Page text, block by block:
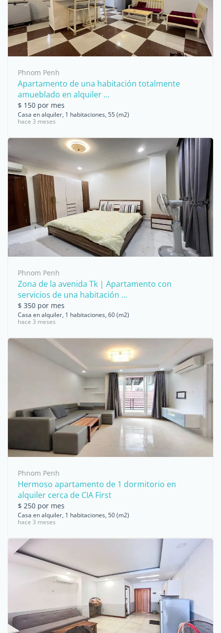
Phnom Penh
Apartamento de una habitación totalmente
amueblado en alquiler ...
$ 150 por mes
Casa en alquiler, 1 habitaciones, 55 (m2)
hace 3 meses
Phnom Penh
Zona de la avenida Tk | Apartamento con
servicios de una habitación ...
$ 350 por mes
Casa en alquiler, 1 habitaciones, 60 (m2)
hace 3 meses
Phnom Penh
Hermoso apartamento de 1 dormitorio en
alquiler cerca de CIA First
$ 250 por mes
Casa en alquiler, 1 habitaciones, 50 (m2)
hace 3 meses